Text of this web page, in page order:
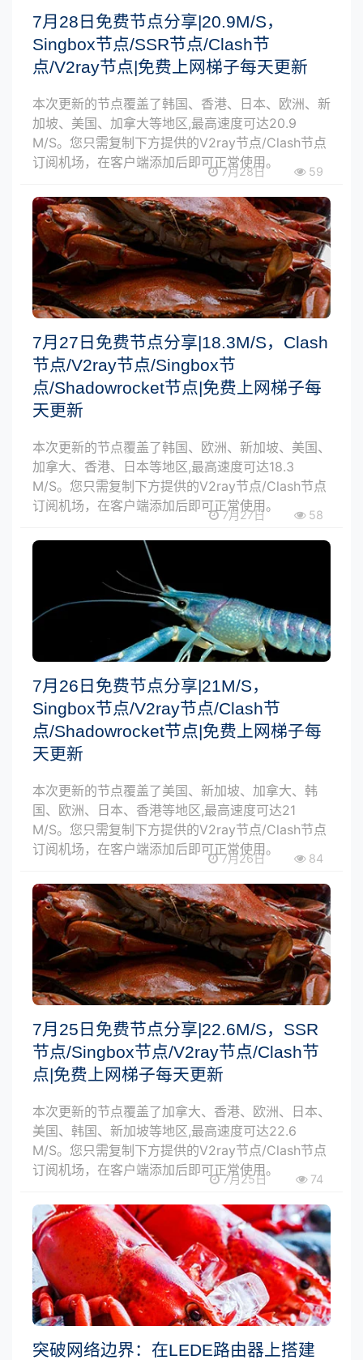
7月28日免费节点分享|20.9M/S，
Singbox节点/SSR节点/Clash节
点/V2ray节点|免费上网梯子每天更新
本次更新的节点覆盖了韩国、香港、日本、欧洲、新
加坡、美国、加拿大等地区,最高速度可达20.9
M/S。您只需复制下方提供的V2ray节点/Clash节点
订阅机场，在客户端添加后即可正常使用。
7月28日 59
7月27日免费节点分享|18.3M/S，Clash
节点/V2ray节点/Singbox节
点/Shadowrocket节点|免费上网梯子每
天更新
本次更新的节点覆盖了韩国、欧洲、新加坡、美国、
加拿大、香港、日本等地区,最高速度可达18.3
M/S。您只需复制下方提供的V2ray节点/Clash节点
订阅机场，在客户端添加后即可正常使用。
7月27日 58
7月26日免费节点分享|21M/S，
Singbox节点/V2ray节点/Clash节
点/Shadowrocket节点|免费上网梯子每
天更新
本次更新的节点覆盖了美国、新加坡、加拿大、韩
国、欧洲、日本、香港等地区,最高速度可达21
M/S。您只需复制下方提供的V2ray节点/Clash节点
订阅机场，在客户端添加后即可正常使用。
7月26日 84
7月25日免费节点分享|22.6M/S，SSR
节点/Singbox节点/V2ray节点/Clash节
点|免费上网梯子每天更新
本次更新的节点覆盖了加拿大、香港、欧洲、日本、
美国、韩国、新加坡等地区,最高速度可达22.6
M/S。您只需复制下方提供的V2ray节点/Clash节点
订阅机场，在客户端添加后即可正常使用。
7月25日 74
突破网络边界：在LEDE路由器上搭建